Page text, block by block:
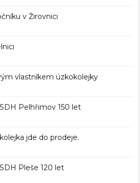
v Žirovnici
vlastníkem úzkokolejky
Pelhřimov 150 let
jde do prodeje.
Pleše 120 let